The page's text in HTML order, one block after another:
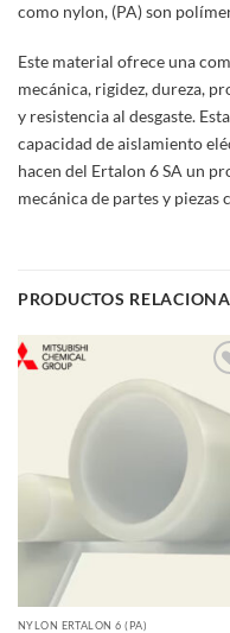
como nylon, (PA) son
Este material ofrece una
mecánica, rigidez, dureza,
y resistencia al desgaste.
capacidad de aislamiento
hacen del Ertalon 6 SA un
mecánica de partes y
PRODUCTOS
NYLON ERTALON 6 (PA)